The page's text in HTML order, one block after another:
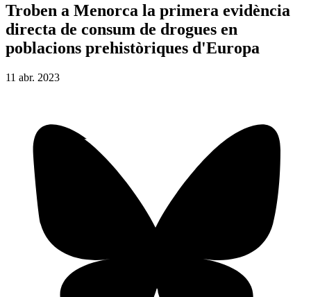
Troben a Menorca la primera evidència
directa de consum de drogues en
poblacions prehistòriques d'Europa
11 abr. 2023